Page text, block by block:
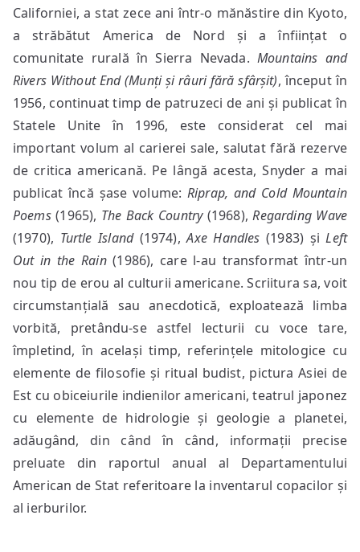
Californiei, a stat zece ani într-o mănăstire din Kyoto,
a străbătut America de Nord și a înființat o
comunitate rurală în Sierra Nevada. Mountains and
Rivers Without End (Munți și râuri fără sfârșit), început în
1956, continuat timp de patruzeci de ani și publicat în
Statele Unite în 1996, este considerat cel mai
important volum al carierei sale, salutat fără rezerve
de critica americană. Pe lângă acesta, Snyder a mai
publicat încă șase volume: Riprap, and Cold Mountain
Poems(1965), The Back Country (1968),Regarding Wave
(1970), Turtle Island (1974),Axe Handles(1983) șiLeft
Out in the Rain(1986), care l-au transformat într-un
nou tip de erou al culturii americane. Scriitura sa, voit
circumstanțială sau anecdotică, exploatează limba
vorbită, pretându-se astfel lecturii cu voce tare,
împletind, în același timp, referințele mitologice cu
elemente de filosofie și ritual budist, pictura Asiei de
Est cu obiceiurile indienilor americani, teatrul japonez
cu elemente de hidrologie și geologie a planetei,
adăugând, din când în când, informații precise
preluate din raportul anual al Departamentului
American de Stat referitoare la inventarul copacilor și
al ierburilor.